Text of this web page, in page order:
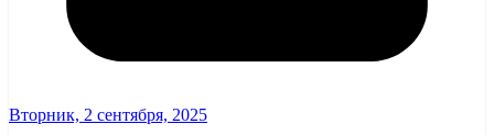
Вторник, 2 сентября, 2025